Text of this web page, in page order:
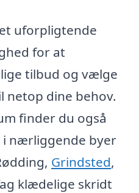
uforpligtende
for at
tilbud og vælge
netop dine behov.
finder du også
nærliggende byer
Grindsted,
klædelige skridt